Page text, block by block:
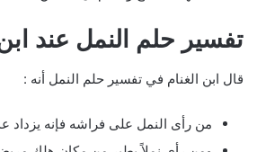
تفسير حلم النمل عند ابن
قال ابن الغنام في تفسير حلم النمل أنه :
من رأى النمل على فراشه فإنه يزداد